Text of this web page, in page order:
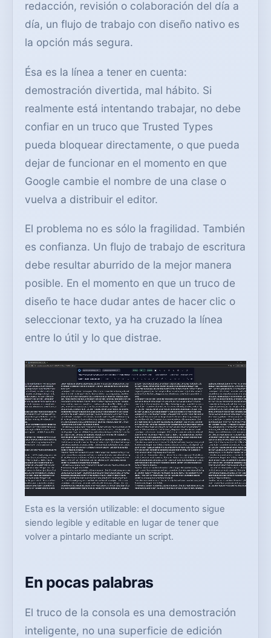
redacción, revisión o colaboración del día a
día, un flujo de trabajo con diseño nativo es
la opción más segura.
Ésa es la línea a tener en cuenta:
demostración divertida, mal hábito. Si
realmente está intentando trabajar, no debe
confiar en un truco que Trusted Types
pueda bloquear directamente, o que pueda
dejar de funcionar en el momento en que
Google cambie el nombre de una clase o
vuelva a distribuir el editor.
El problema no es sólo la fragilidad. También
es confianza. Un flujo de trabajo de escritura
debe resultar aburrido de la mejor manera
posible. En el momento en que un truco de
diseño te hace dudar antes de hacer clic o
seleccionar texto, ya ha cruzado la línea
entre lo útil y lo que distrae.
Esta es la versión utilizable: el documento sigue
siendo legible y editable en lugar de tener que
volver a pintarlo mediante un script.
En pocas palabras
El truco de la consola es una demostración
inteligente, no una superficie de edición